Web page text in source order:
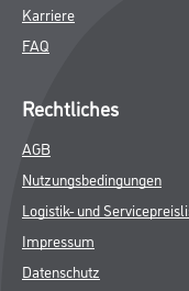
Karriere
FAQ
Rechtliches
AGB
Nutzungsbedingungen
Logistik- und
Impressum
Datenschutz